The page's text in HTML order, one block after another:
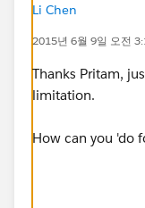
Li Chen
2015년 6월 9일 오전
Thanks Pritam,
limitation.
How can you 'do